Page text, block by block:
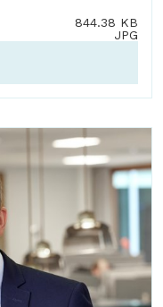
844.38 KB
JPG